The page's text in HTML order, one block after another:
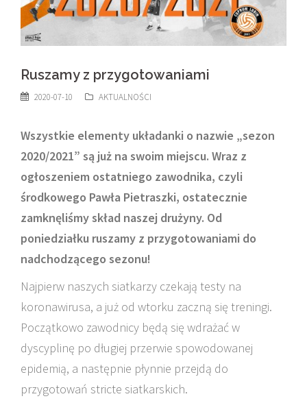
Ruszamy z przygotowaniami
2020-07-10 AKTUALNOŚCI
Wszystkie elementy układanki o nazwie „sezon
2020/2021” są już na swoim miejscu. Wraz z
ogłoszeniem ostatniego zawodnika, czyli
środkowego Pawła Pietraszki, ostatecznie
zamknęliśmy skład naszej drużyny. Od
poniedziałku ruszamy z przygotowaniami do
nadchodzącego sezonu!
Najpierw naszych siatkarzy czekają testy na
koronawirusa, a już od wtorku zaczną się treningi.
Początkowo zawodnicy będą się wdrażać w
dyscyplinę po długiej przerwie spowodowanej
epidemią, a następnie płynnie przejdą do
przygotowań stricte siatkarskich.